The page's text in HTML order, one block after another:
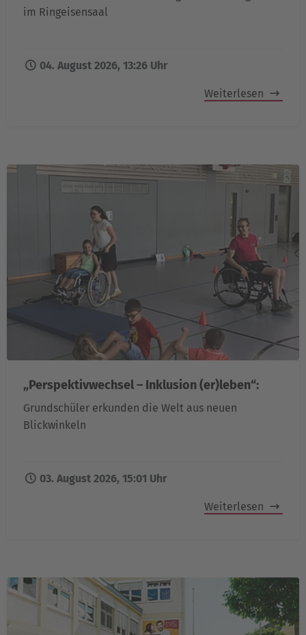
im Ringeisensaal
04. August 2026, 13:26 Uhr
Weiterlesen
„Perspektivwechsel – Inklusion (er)leben“:
Grundschüler erkunden die Welt aus neuen
Blickwinkeln
03. August 2026, 15:01 Uhr
Weiterlesen